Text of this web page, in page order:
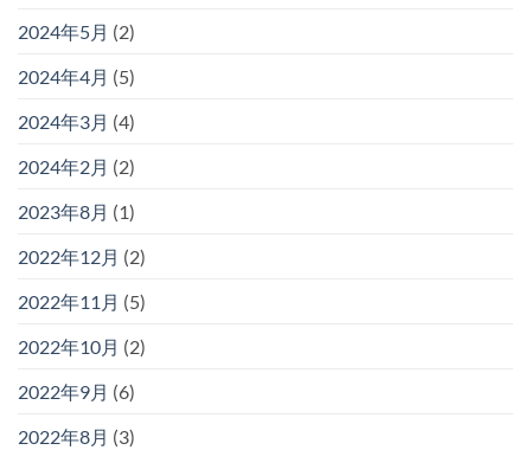
2024年5月 (2)
2024年4月 (5)
2024年3月 (4)
2024年2月 (2)
2023年8月 (1)
2022年12月 (2)
2022年11月 (5)
2022年10月 (2)
2022年9月 (6)
2022年8月 (3)